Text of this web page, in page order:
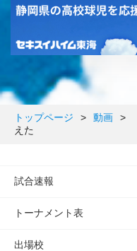
トップページ > 動画 >
えた
試合速報
トーナメント表
出場校